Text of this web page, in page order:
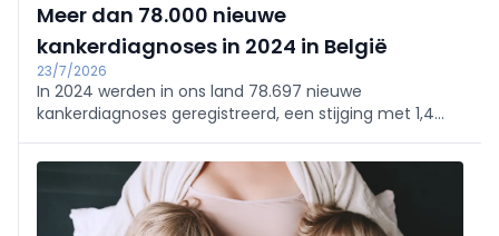
Meer dan 78.000 nieuwe
kankerdiagnoses in 2024 in België
23/7/2026
In 2024 werden in ons land 78.697 nieuwe
kankerdiagnoses geregistreerd, een stijging met 1,4
cijfers van Stichting Kankerregister.